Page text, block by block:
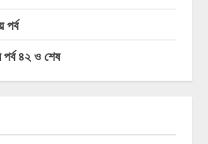
৪২ ও শেষ